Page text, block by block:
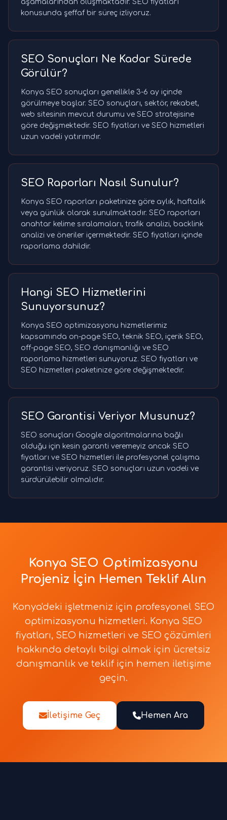
aşamalarından oluşmaktadır. SEO fiyatları
konusunda şeffaf bir süreç izliyoruz.
SEO Sonuçları Ne Kadar Sürede
Görülür?
Konya SEO sonuçları genellikle 3-6 ay içinde
görülmeye başlar. SEO sonuçları, sektör, rekabet,
web sitesinin mevcut durumu ve SEO stratejisine
göre değişmektedir. SEO fiyatları ve SEO hizmetleri
uzun vadeli yatırımdır.
SEO Raporları Nasıl Sunulur?
Konya SEO raporları paketinize göre aylık, haftalık
veya günlük olarak sunulmaktadır. SEO raporları
anahtar kelime sıralamaları, trafik analizi, backlink
analizi ve öneriler içermektedir. SEO fiyatları içinde
raporlama dahildir.
Hangi SEO Hizmetlerini
Sunuyorsunuz?
Konya SEO optimizasyonu hizmetlerimiz
kapsamında on-page SEO, teknik SEO, içerik SEO,
off-page SEO, SEO danışmanlığı ve SEO
raporlama hizmetleri sunuyoruz. SEO fiyatları ve
SEO hizmetleri paketinize göre değişmektedir.
SEO Garantisi Veriyor Musunuz?
SEO sonuçları Google algoritmalarına bağlı
olduğu için kesin garanti veremeyiz ancak SEO
fiyatları ve SEO hizmetleri ile profesyonel çalışma
garantisi veriyoruz. SEO sonuçları uzun vadeli ve
sürdürülebilir olmalıdır.
Konya SEO Optimizasyonu
Projeniz İçin Hemen Teklif Alın
Konya'deki işletmeniz için profesyonel SEO
optimizasyonu hizmetleri. Konya SEO
fiyatları, SEO hizmetleri ve SEO çözümleri
hakkında detaylı bilgi almak için ücretsiz
danışmanlık ve teklif için hemen iletişime
geçin.
İletişime Geç Hemen Ara